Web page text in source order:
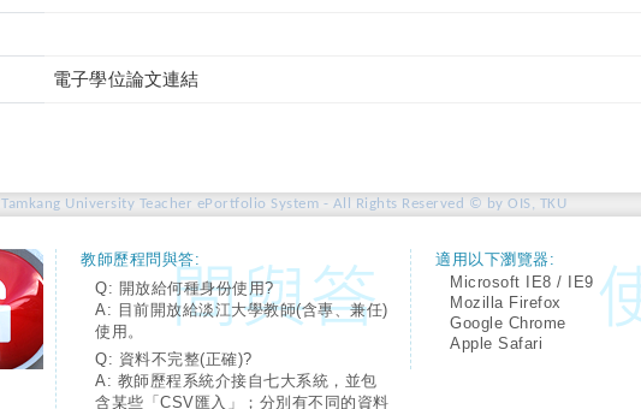
電子學位論文連結
Tamkang University Teacher ePortfolio System - All Rights Reserved © by OIS, TKU
教師歷程問與答:
Q: 開放給何種身份使用?
A: 目前開放給淡江大學教師(含專、兼任)
使用。
Q: 資料不完整(正確)?
A: 教師歷程系統介接自七大系統，並包
含某些「CSV匯入」；分別有不同的資料
適用以下瀏覽器:
Microsoft IE8 / IE9
Mozilla Firefox
Google Chrome
Apple Safari